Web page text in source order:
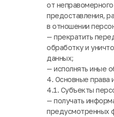
от
предоставления,
в отношении
— прекратить
обработку и
данных;
— исполнять иные
4. Основные права
4.1. Субъекты
— получать
предусмотренных